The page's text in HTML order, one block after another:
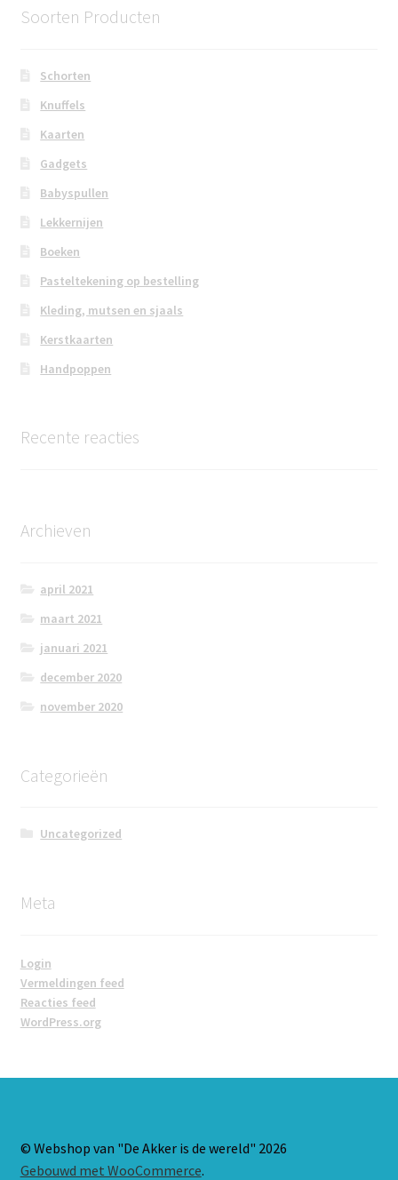
Soorten Producten
Schorten
Knuffels
Kaarten
Gadgets
Babyspullen
Lekkernijen
Boeken
Pasteltekening op bestelling
Kleding, mutsen en sjaals
Kerstkaarten
Handpoppen
Recente reacties
Archieven
april 2021
maart 2021
januari 2021
december 2020
november 2020
Categorieën
Uncategorized
Meta
Login
Vermeldingen feed
Reacties feed
WordPress.org
© Webshop van "De Akker is de wereld" 2026
Gebouwd met WooCommerce.